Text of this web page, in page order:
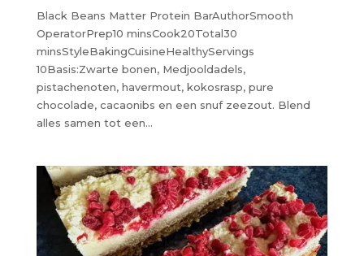
Black Beans Matter Protein BarAuthorSmooth
OperatorPrep10 minsCook20Total30
minsStyleBakingCuisineHealthyServings
10Basis:Zwarte bonen, Medjooldadels,
pistachenoten, havermout, kokosrasp, pure
chocolade, cacaonibs en een snuf zeezout. Blend
alles samen tot een...